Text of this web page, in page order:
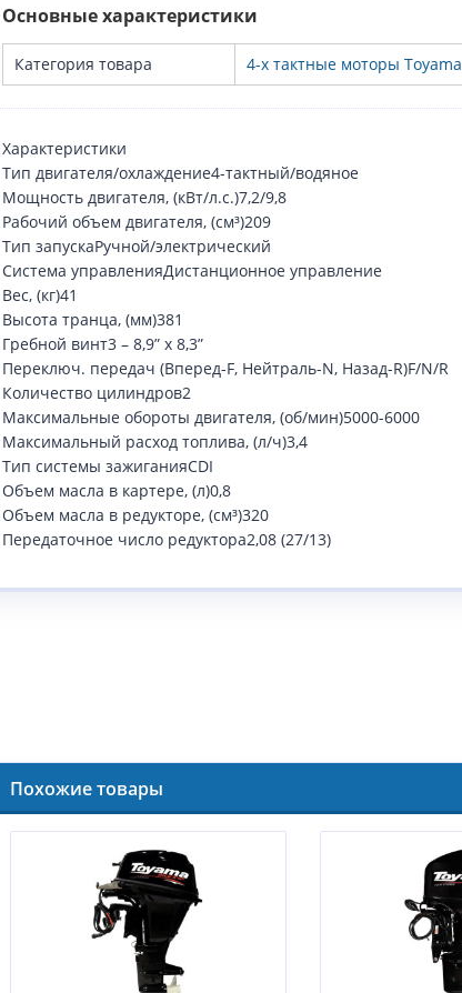
Основные характеристики
Категория товара 4-х тактные моторы Toyama
Характеристики
Тип двигателя/охлаждение4-тактный/водяное
Мощность двигателя, (кВт/л.с.)7,2/9,8
Рабочий объем двигателя, (см³)209
Тип запускаРучной/электрический
Система управленияДистанционное управление
Вес, (кг)41
Высота транца, (мм)381
Гребной винт3 – 8,9” x 8,3”
Переключ. передач (Вперед-F, Нейтраль-N, Назад-R)F/N/R
Количество цилиндров2
Максимальные обороты двигателя, (об/мин)5000-6000
Максимальный расход топлива, (л/ч)3,4
Тип системы зажиганияCDI
Объем масла в картере, (л)0,8
Объем масла в редукторе, (см³)320
Передаточное число редуктора2,08 (27/13)
Похожие товары